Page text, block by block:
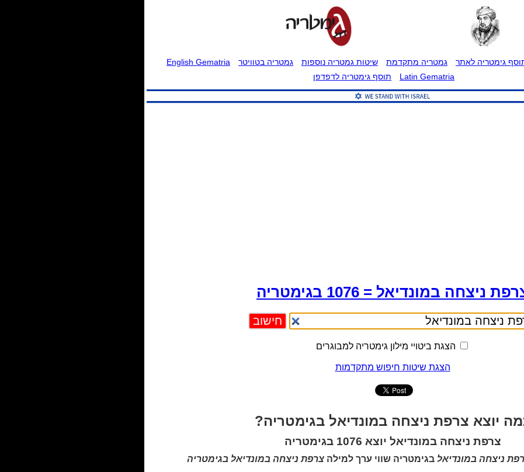
גימטריה לאתר גמטריה מתקדמת שיטות גמטריה נוספות גמטריה בטוויטר
English Gematria
Latin Gematria
תוסף גימטריה לדפדפן
ניצחה במונדיאל = 1076 בגימטריה
הצגת ביטויי מילון גימטריה למבוגרים
הצגת שיטות חיפוש מתקדמות
יוצא צרפת ניצחה במונדיאל בגימטריה?
צרפת ניצחה במונדיאל יוצא 1076 בגימטריה
ניצחה במונדיאל בגימטריה שווי ערך למילה צרפת ניצחה במונדיאל בגימטריה